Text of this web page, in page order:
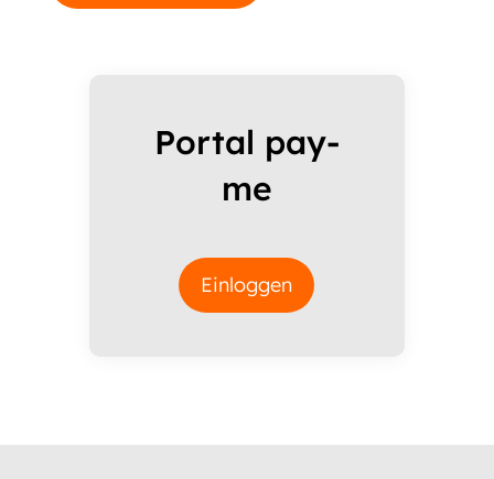
Portal pay-
me
Einloggen